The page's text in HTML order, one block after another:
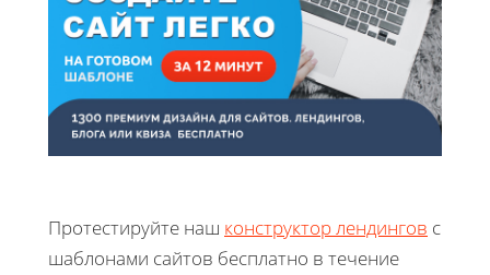
Протестируйте наш конструктор лендингов с
шаблонами сайтов бесплатно в течение